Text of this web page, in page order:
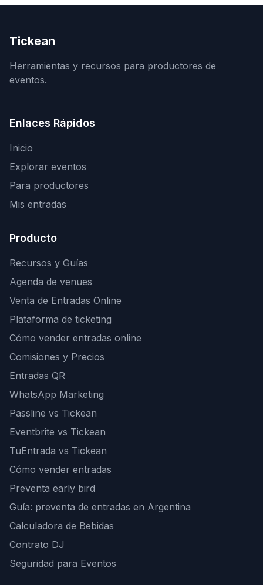
Tickean
Herramientas y recursos para productores de
eventos.
Enlaces Rápidos
Inicio
Explorar eventos
Para productores
Mis entradas
Producto
Recursos y Guías
Agenda de venues
Venta de Entradas Online
Plataforma de ticketing
Cómo vender entradas online
Comisiones y Precios
Entradas QR
WhatsApp Marketing
Passline vs Tickean
Eventbrite vs Tickean
TuEntrada vs Tickean
Cómo vender entradas
Preventa early bird
Guía: preventa de entradas en Argentina
Calculadora de Bebidas
Contrato DJ
Seguridad para Eventos